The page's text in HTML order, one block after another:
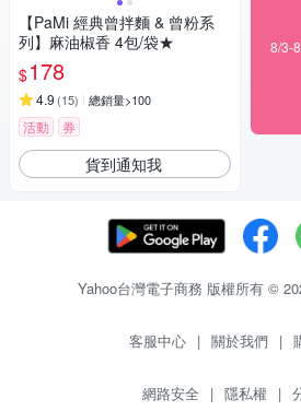
【PaMi 經典曾拌麵 & 曾粉系
列】麻油椒香 4包/袋★
$178
4.9 (15) 總銷量>100
活動 券
貨到通知我
8/3-
Yahoo台灣電子商務 版權所有 ©
客服中心 | 關於我們 |
網路安全 | 隱私權 |